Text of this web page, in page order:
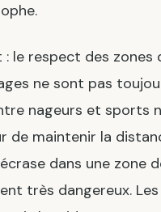
le respect des zones
ne sont pas
nageurs et sports
de maintenir la
dans une zone
très dangereux.